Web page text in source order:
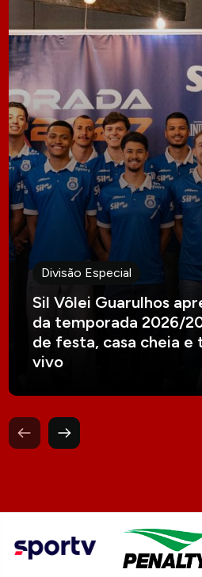
Divisão Especial
Sil Vôlei Guarulhos
da temporada 2026/
de festa, casa cheia e
vivo